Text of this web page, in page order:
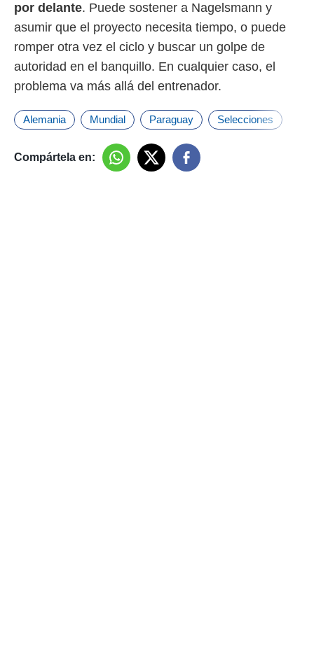
por delante. Puede sostener a Nagelsmann y
asumir que el proyecto necesita tiempo, o puede
romper otra vez el ciclo y buscar un golpe de
autoridad en el banquillo. En cualquier caso, el
problema va más allá del entrenador.
Alemania Mundial Paraguay Selecciones
Compártela en: